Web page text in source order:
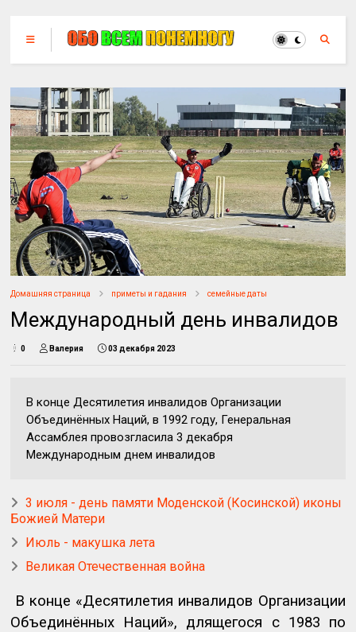
Домашняя страница приметы и гадания семейные даты
Международный день инвалидов
0 Валерия 03 декабря 2023
В конце Десятилетия инвалидов Организации
Объединённых Наций, в 1992 году, Генеральная
Ассамблея провозгласила 3 декабря
Международным днем инвалидов
3 июля - день памяти Моденской (Косинской) иконы
Божией Матери
Июль - макушка лета
Великая Отечественная война
В конце «Десятилетия инвалидов Организации
Объединённых Наций», длящегося с 1983 по